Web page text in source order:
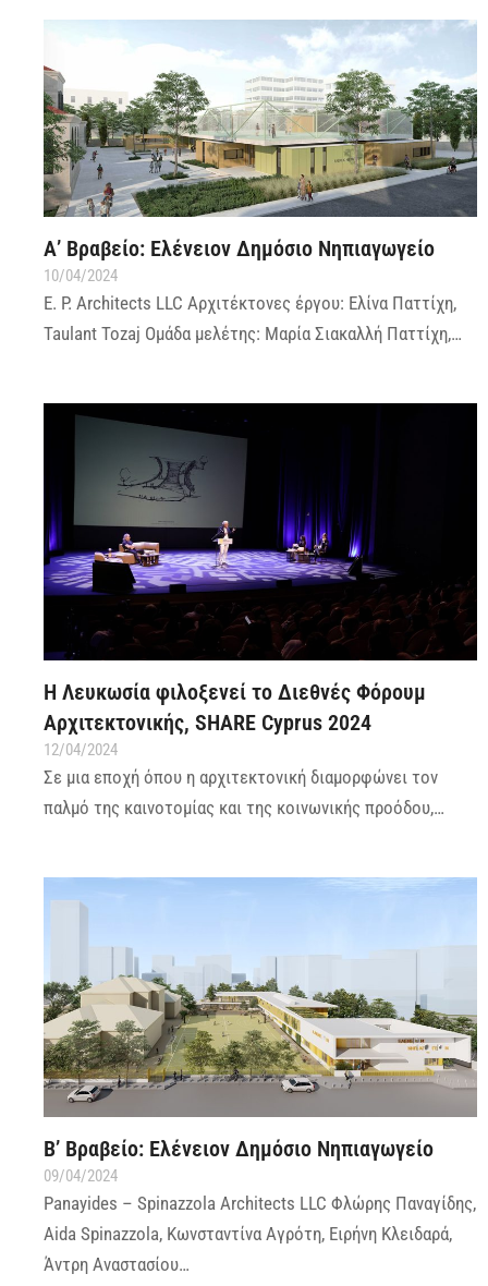
Α’ Βραβείο: Ελένειον Δημόσιο Νηπιαγωγείο
10/04/2024
E. P. Architects LLC Αρχιτέκτονες έργου: Ελίνα Παττίχη,
Taulant Tozaj Ομάδα μελέτης: Μαρία Σιακαλλή Παττίχη,…
Η Λευκωσία φιλοξενεί το Διεθνές Φόρουμ
Αρχιτεκτονικής, SHARE Cyprus 2024
12/04/2024
Σε μια εποχή όπου η αρχιτεκτονική διαμορφώνει τον
παλμό της καινοτομίας και της κοινωνικής προόδου,…
Β’ Βραβείο: Ελένειον Δημόσιο Νηπιαγωγείο
09/04/2024
Panayides – Spinazzola Architects LLC Φλώρης Παναγίδης,
Aida Spinazzola, Κωνσταντίνα Αγρότη, Ειρήνη Κλειδαρά,
Άντρη Αναστασίου…